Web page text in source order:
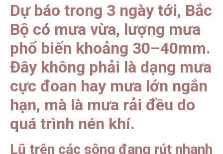
Dự báo trong 3 ngày tới, Bắc
Bộ có mưa vừa, lượng mưa
phổ biến khoảng 30–40mm.
Đây không phải là dạng mưa
cực đoan hay mưa lớn ngắn
hạn, mà là mưa rải đều do
quá trình nén khí.
Lũ trên các sông đang rút nhanh